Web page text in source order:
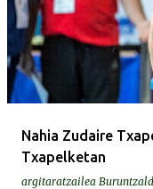
Nahia Zudaire
Txapelketan
argitaratzailea